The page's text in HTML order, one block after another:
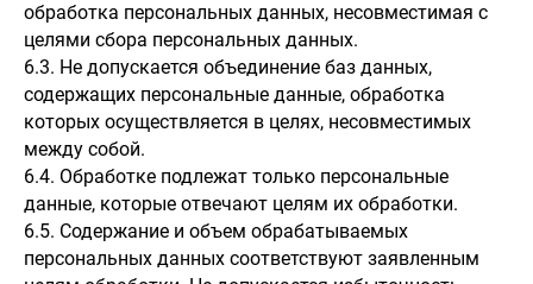
обработка персональных данных, несовместимая с
целями сбора персональных данных.
6.3. Не допускается объединение баз данных,
содержащих персональные данные, обработка
которых осуществляется в целях, несовместимых
между собой.
6.4. Обработке подлежат только персональные
данные, которые отвечают целям их обработки.
6.5. Содержание и объем обрабатываемых
персональных данных соответствуют заявленным